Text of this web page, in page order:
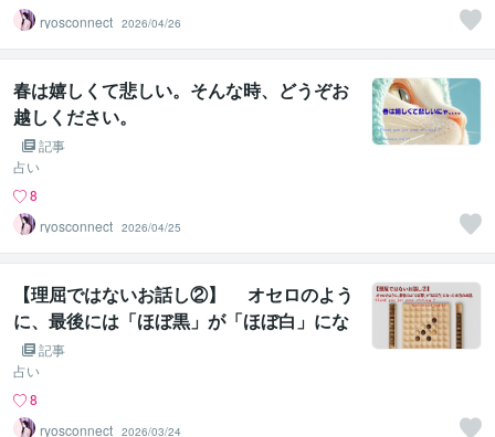
ryosconnect 2026/04/26
春は嬉しくて悲しい。そんな時、どうぞお
越しください。
記事
占い
8
ryosconnect 2026/04/25
【理屈ではないお話し②】 オセロのよう
に、最後には「ほぼ黒」が「ほぼ白」にな
った本当のお話。
記事
占い
8
ryosconnect 2026/03/24